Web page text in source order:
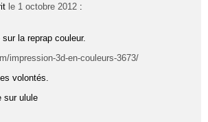
le 1 octobre 2012 :
la reprap couleur.
impression-3d-en-couleurs-3673/
volontés.
sur ulule